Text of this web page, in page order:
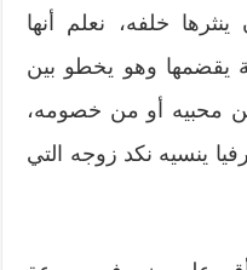
خلفه، نعلم أنها
يقضمها وهو يخطو بين
من محبيه أو من خصومه،
ينسيه نكد زوجه التي